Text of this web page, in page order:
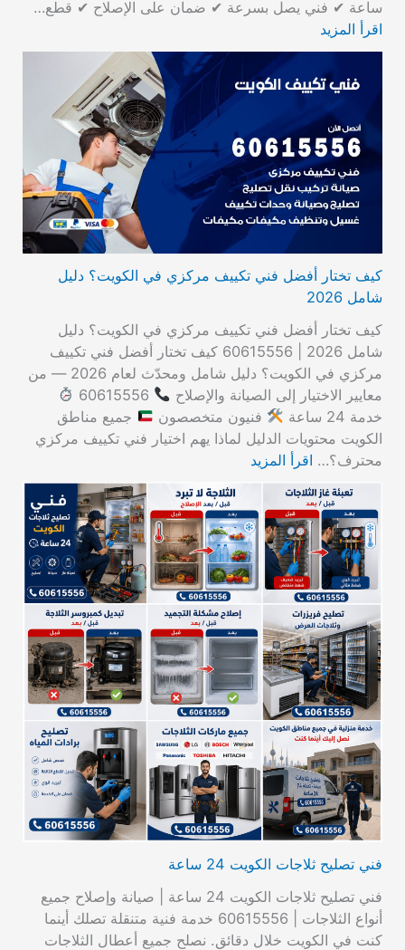
ساعة ✔ فني يصل بسرعة ✔ ضمان على الإصلاح ✔ قطع…
اقرأ المزيد
كيف تختار أفضل فني تكييف مركزي في الكويت؟ دليل
شامل 2026
كيف تختار أفضل فني تكييف مركزي في الكويت؟ دليل
شامل 2026 | 60615556 كيف تختار أفضل فني تكييف
مركزي في الكويت؟ دليل شامل ومحدّث لعام 2026 — من
معايير الاختيار إلى الصيانة والإصلاح
خدمة 24 ساعة
فنيون متخصصون
جميع مناطق
الكويت محتويات الدليل لماذا يهم اختيار فني تكييف مركزي
محترف؟… اقرأ المزيد
فني تصليح ثلاجات الكويت 24 ساعة
فني تصليح ثلاجات الكويت 24 ساعة | صيانة وإصلاح جميع
أنواع الثلاجات | 60615556 خدمة فنية متنقلة تصلك أينما
كنت في الكويت خلال دقائق. نصلح جميع أعطال الثلاجات